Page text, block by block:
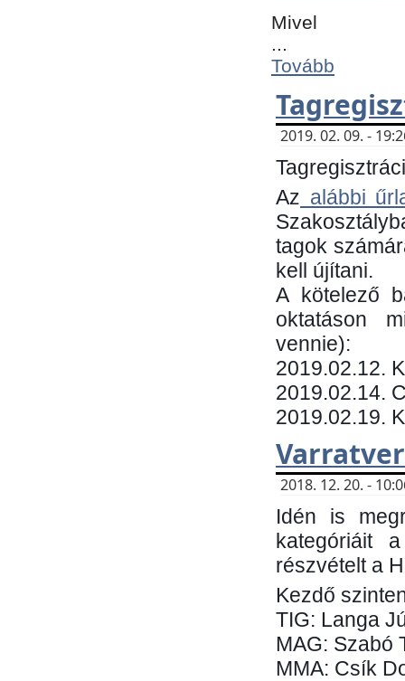
Mivel
...
Tovább
2019. 02. 09. -
Az alábbi
tagok
kell újítani.
​A kötelező
oktatáson
vennie):
​2019.02.12.
2019.02.14.
2019.02.19.
2018. 12. 20. -
Idén is
kategóriáit
részvételt a
Kezdő
TIG: Langa
MAG: Szabó
MMA: Csík